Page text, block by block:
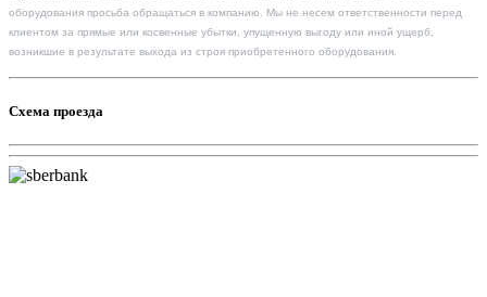
оборудования просьба обращаться в компанию. Мы не несем ответственности перед
клиентом за прямые или косвенные убытки, упущенную выгоду или иной ущерб,
возникшие в результате выхода из строя приобретенного оборудования.
Схема проезда